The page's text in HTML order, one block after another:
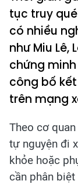
tục truy
có nhiều
như Miu Lê,
chứng
công bố
trên mạng
Theo cơ
tự nguyện đi
khỏe hoặc
cần phân